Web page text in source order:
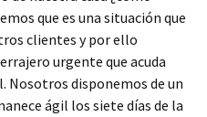
que es una situación que
clientes y por ello
urgente que acuda
Nosotros disponemos de un
ágil los siete días de la